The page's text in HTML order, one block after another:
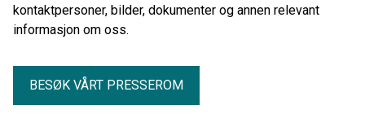
kontaktpersoner, bilder, dokumenter og annen relevant
informasjon om oss.
BESØK VÅRT PRESSEROM